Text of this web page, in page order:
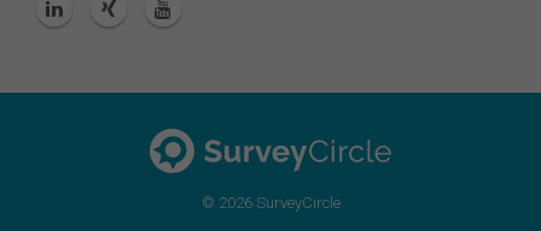
© 2026 SurveyCircle